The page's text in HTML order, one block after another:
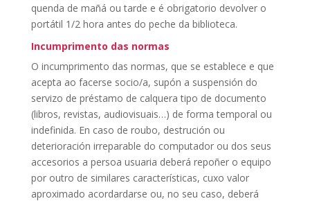
quenda de mañá ou tarde e é obrigatorio devolver o
portátil 1/2 hora antes do peche da biblioteca.
Incumprimento das normas
O incumprimento das normas, que se establece e que
acepta ao facerse socio/a, supón a suspensión do
servizo de préstamo de calquera tipo de documento
(libros, revistas, audiovisuais…) de forma temporal ou
indefinida. En caso de roubo, destrución ou
deterioración irreparable do computador ou dos seus
accesorios a persoa usuaria deberá repoñer o equipo
por outro de similares características, cuxo valor
aproximado acordardarse ou, no seu caso, deberá